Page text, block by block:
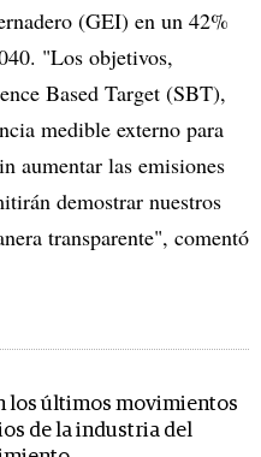
(GEI) en un 42%
"Los objetivos,
Based Target (SBT),
medible externo para
aumentar las emisiones
demostrar nuestros
transparente", comentó
los últimos movimientos
de la industria del